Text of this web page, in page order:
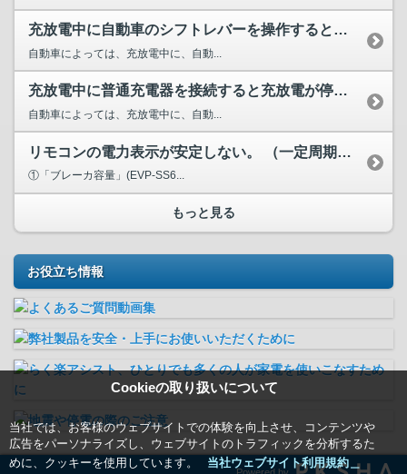
Cookieの取り扱いについて
当社では、お客様のウェブサイトでの体験を向上させ、コンテンツや
広告をパーソナライズし、ウェブサイトのトラフィックを分析するた
めに、クッキーを使用しています。
当社ウェブサイト利用規約＿
充放電中に自動車のシフトレバーを操作すると充放電が停止する。
自動車によっては、充放電中に、自動...
充放電中に普通充電器を接続すると充放電が停止する。
自動車によっては、充放電中に、自動...
リモコンの電力表示が安定しない。 （一定周期で変化する）
①「ブレーカ容量」(EVP-SS6...
もっと見る
お役立ち情報